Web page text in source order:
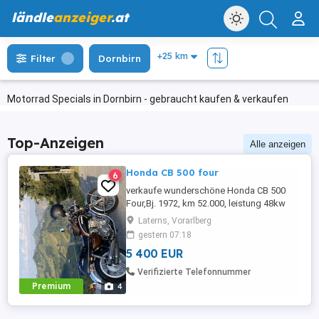
ländleanzeiger.at
Motorrad Specials in Dornbirn - gebraucht kaufen & verkaufen
Filter Dornbirn
Top-Anzeigen Alle anzeigen
Premium 4
6 Honda CB 500 four
verkaufe wunderschöne Honda CB 500
Four,Bj. 1972, km 52.000, leistung 48kw
(65 PS) läuft einwandfrei.
Laterns, Vorarlberg
gestern 07:18
5 400 EUR
Verifizierte Telefonnummer